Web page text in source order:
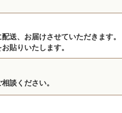
送、お届けさせていただきます。
貼りいたします。
談ください。